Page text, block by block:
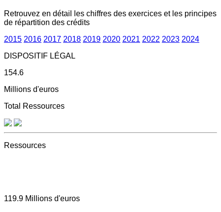
Retrouvez en détail les chiffres des exercices et les principes
de répartition des crédits
2015 2016 2017 2018 2019 2020 2021 2022 2023 2024
DISPOSITIF LÉGAL
154.6
Millions d'euros
Total Ressources
Ressources
119.9 Millions d'euros